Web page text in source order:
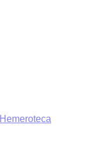
Hemeroteca